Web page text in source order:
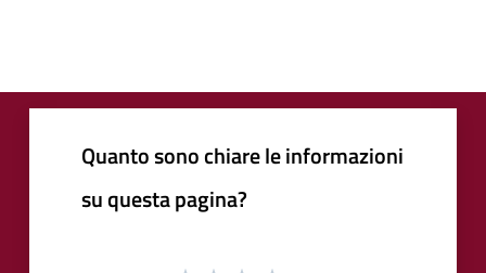
Quanto sono chiare le informazioni
su questa pagina?